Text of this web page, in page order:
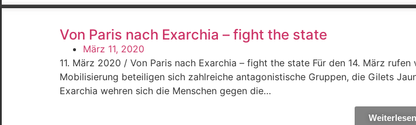
Von Paris nach Exarchia – fight the state
März 11, 2020
11. März 2020 / Von Paris nach Exarchia – fight the state Für den 14. März
Mobilisierung beteiligen sich zahlreiche antagonistische Gruppen, die Gilets
Exarchia wehren sich die Menschen gegen die…
Weiterlesen